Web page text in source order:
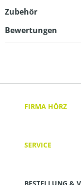
Zubehör
Bewertungen
FIRMA HÖRZ
SERVICE